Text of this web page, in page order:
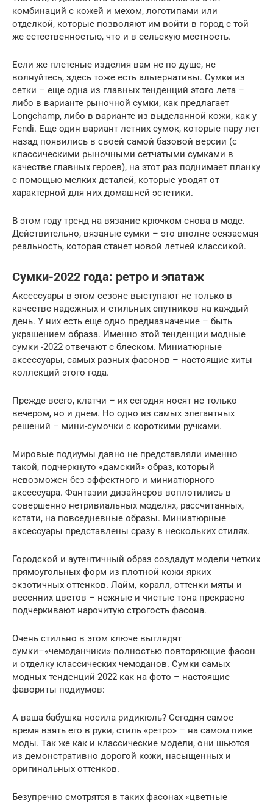
комбинаций с кожей и мехом, логотипами или
отделкой, которые позволяют им войти в город с той
же естественностью, что и в сельскую местность.
Если же плетеные изделия вам не по душе, не
волнуйтесь, здесь тоже есть альтернативы. Сумки из
сетки – еще одна из главных тенденций этого лета –
либо в варианте рыночной сумки, как предлагает
Longchamp, либо в варианте из выделанной кожи, как у
Fendi. Еще один вариант летних сумок, которые пару лет
назад появились в своей самой базовой версии (с
классическими рыночными сетчатыми сумками в
качестве главных героев), на этот раз поднимает планку
с помощью мелких деталей, которые уводят от
характерной для них домашней эстетики.
В этом году тренд на вязание крючком снова в моде.
Действительно, вязаные сумки – это вполне осязаемая
реальность, которая станет новой летней классикой.
Сумки-2022 года: ретро и эпатаж
Аксессуары в этом сезоне выступают не только в
качестве надежных и стильных спутников на каждый
день. У них есть еще одно предназначение – быть
украшением образа. Именно этой тенденции модные
сумки -2022 отвечают с блеском. Миниатюрные
аксессуары, самых разных фасонов – настоящие хиты
коллекций этого года.
Прежде всего, клатчи – их сегодня носят не только
вечером, но и днем. Но одно из самых элегантных
решений – мини-сумочки с короткими ручками.
Мировые подиумы давно не представляли именно
такой, подчеркнуто «дамский» образ, который
невозможен без эффектного и миниатюрного
аксессуара. Фантазии дизайнеров воплотились в
совершенно нетривиальных моделях, рассчитанных,
кстати, на повседневные образы. Миниатюрные
аксессуары представлены сразу в нескольких стилях.
Городской и аутентичный образ создадут модели четких
прямоугольных форм из плотной кожи ярких
экзотичных оттенков. Лайм, коралл, оттенки мяты и
весенних цветов – нежные и чистые тона прекрасно
подчеркивают нарочитую строгость фасона.
Очень стильно в этом ключе выглядят
сумки–«чемоданчики» полностью повторяющие фасон
и отделку классических чемоданов. Сумки самых
модных тенденций 2022 как на фото – настоящие
фавориты подиумов:
А ваша бабушка носила ридикюль? Сегодня самое
время взять его в руки, стиль «ретро» – на самом пике
моды. Так же как и классические модели, они шьются
из демонстративно дорогой кожи, насыщенных и
оригинальных оттенков.
Безупречно смотрятся в таких фасонах «цветные